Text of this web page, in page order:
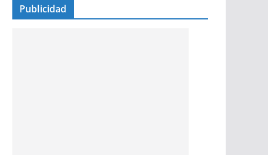
Publicidad